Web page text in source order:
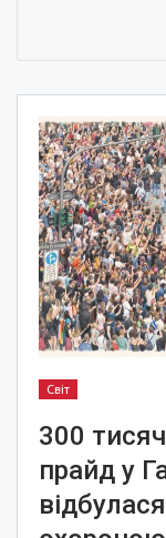
Світ
300
прайд у